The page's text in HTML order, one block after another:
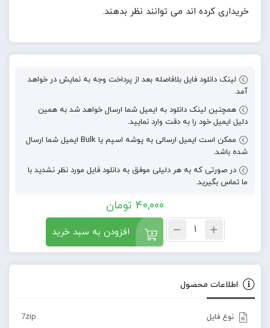
خریداری کرده اند می توانند نظر بدهند.
لینک دانلود فایل بلافاصله بعد از پرداخت وجه به نمایش در خواهد
آمد.
همچنین لینک دانلود به ایمیل شما ارسال خواهد شد به همین
دلیل ایمیل خود را به دقت وارد نمایید.
ممکن است ایمیل ارسالی به پوشه اسپم یا Bulk ایمیل شما ارسال
شده باشد.
در صورتی که به هر دلیلی موفق به دانلود فایل مورد نظر نشدید با
ما تماس بگیرید.
40,000 تومان
افزودن به سبد خرید
اطلاعات محصول
نوع فایل 7zip